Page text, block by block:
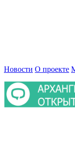
Новости О проекте